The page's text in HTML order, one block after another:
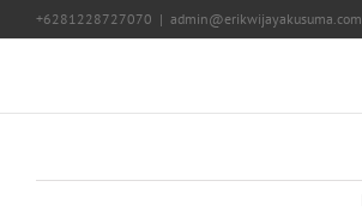
+6281228727070 | admin@erikwijayakusuma.com